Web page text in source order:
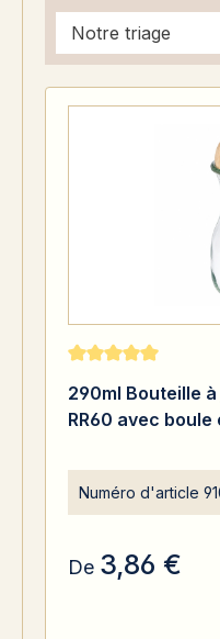
Note moyenne
290ml Bouteille
RR60 avec
Numéro d'article
De 3,86 €